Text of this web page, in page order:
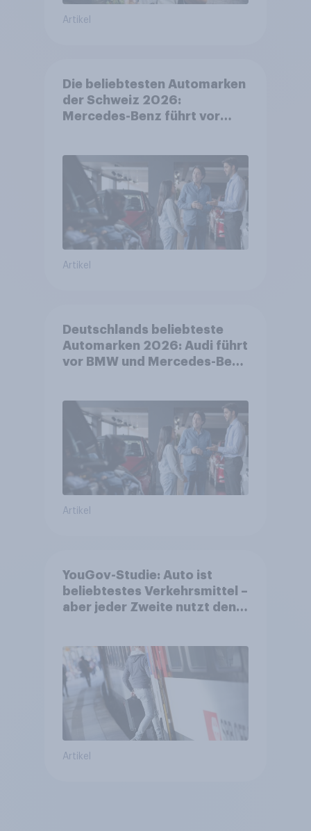
Artikel
Die beliebtesten Automarken
der Schweiz 2026:
Mercedes-Benz führt vor
Artikel
Deutschlands beliebteste
Automarken 2026: Audi führt
vor BMW und Mercedes-Benz
Artikel
YouGov-Studie: Auto ist
beliebtestes Verkehrsmittel –
aber jeder Zweite nutzt den
Artikel